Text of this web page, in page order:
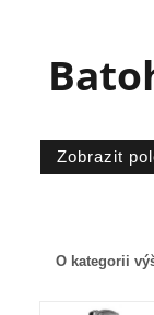
O kategorii